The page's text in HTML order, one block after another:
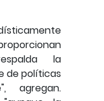
la
de políticas
agregan.